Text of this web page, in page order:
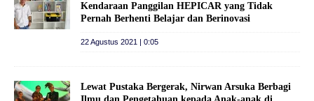
Kendaraan Panggilan HEPICAR yang Tidak
Pernah Berhenti Belajar dan Berinovasi
22 Agustus 2021 | 0:05
Lewat Pustaka Bergerak, Nirwan Arsuka Berbagi